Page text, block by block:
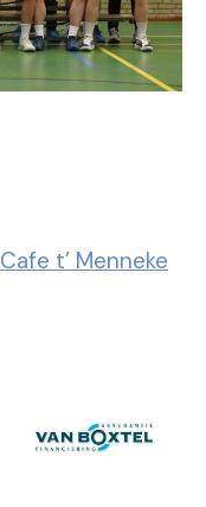
Cafe t’ Menneke